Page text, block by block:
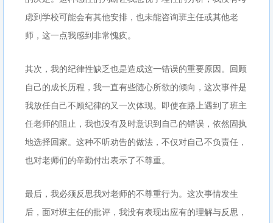
虑到学校可能会有其他安排，也未能咨询班主任或其他老
师，这一点我感到非常愧疚。
其次，我的纪律性缺乏也是造成这一错误的重要原因。回顾
自己的成长历程，我一直有些随心所欲的倾向，这次事件是
我放任自己不顾纪律的又一次体现。即使在路上遇到了班主
任老师的阻止，我也没有及时意识到自己的错误，依然固执
地选择回家。这种不听劝告的做法，不仅对自己不负责任，
也对老师们的辛勤付出表示了不尊重。
最后，我必须反思我对老师的不尊重行为。这次事情发生
后，面对班主任的批评，我没有表现出应有的理解与反思，